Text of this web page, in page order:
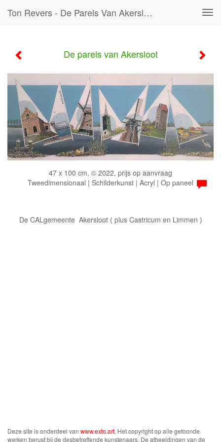
Ton Revers - De Parels Van Akersloot
De parels van Akersloot
47 x 100 cm, © 2022, prijs op aanvraag
Tweedimensionaal | Schilderkunst | Acryl | Op paneel
De CALgemeente Akersloot ( plus Castricum en Limmen )
Deze site is onderdeel van www.exto.art. Het copyright op alle getoonde
werken berust bij de desbetreffende kunstenaars. De afbeeldingen van de